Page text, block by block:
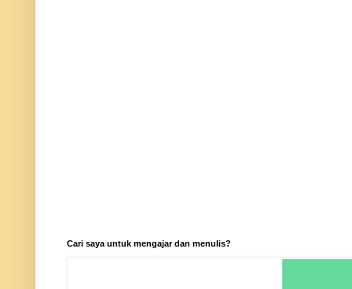
Cari saya untuk mengajar dan menulis?